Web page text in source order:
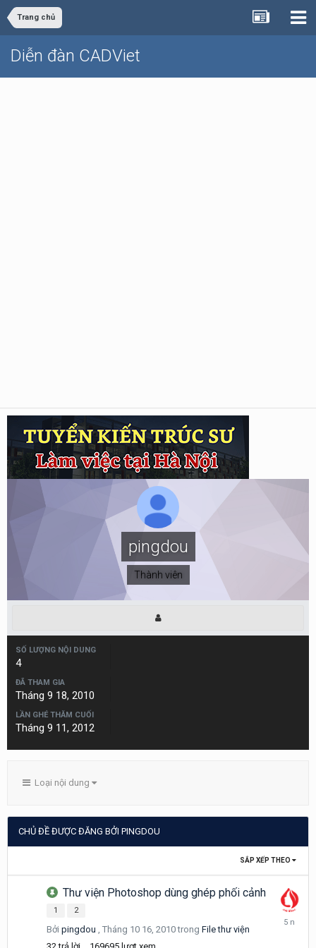
Trang chủ
Diễn đàn CADViet
pingdou
Thành viên
SỐ LƯỢNG NỘI DUNG
4
ĐÃ THAM GIA
Tháng 9 18, 2010
LẦN GHÉ THĂM CUỐI
Tháng 9 11, 2012
Loại nội dung
CHỦ ĐỀ ĐƯỢC ĐĂNG BỞI PINGDOU
SẮP XẾP THEO
Thư viện Photoshop dùng ghép phối cảnh
1 2
Bởi pingdou , Tháng 10 16, 2010trong File thư viện
Tháng